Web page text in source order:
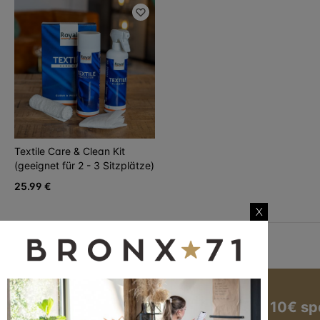
Textile Care & Clean Kit
(geeignet für 2 - 3 Sitzplätze)
25.99 €
Jetzt zum Newsletter anmelden und 10€
X